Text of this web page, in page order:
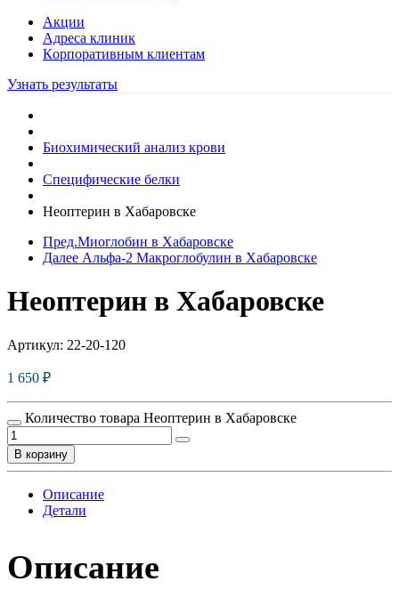
Акции
Адреса клиник
Кoрпоративным клиентам
Узнать результаты
Биохимический анализ крови
Специфические белки
Неоптерин в Хабаровске
Пред.Миоглобин в Хабаровске
Далее Альфа-2 Макроглобулин в Хабаровске
Неоптерин в Хабаровске
Артикул: 22-20-120
1 650 ₽
Количество товара Неоптерин в Хабаровске
В корзину
Описание
Детали
Описание